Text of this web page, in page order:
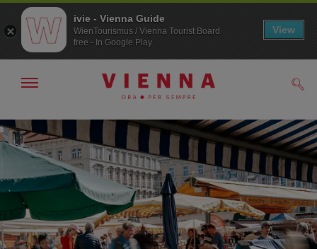
Alla
navigazione
Al
contenuto
Mostra/nascondi
ivie - Vienna Guide
WienTourismus / Vienna Tourist Board
free - In Google Play
View